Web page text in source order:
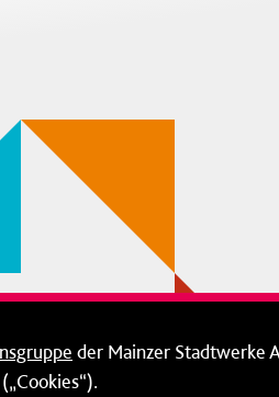
der Mainzer Stadtwerke